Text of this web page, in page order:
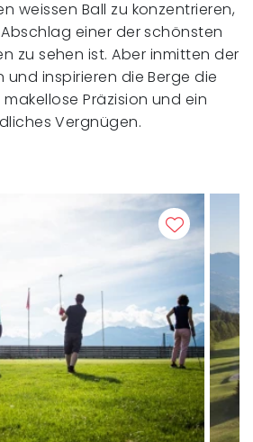
weissen Ball zu konzentrieren,
einer der schönsten
zu sehen ist. Aber inmitten der
und inspirieren die Berge die
Präzision und ein
Vergnügen.